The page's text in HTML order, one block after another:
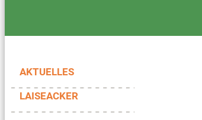
AKTUELLES
LAISEACKER